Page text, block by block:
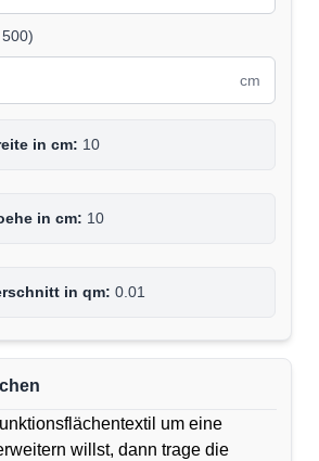
)
cm
in cm: 10
in cm: 10
in qm: 0.01
um eine
willst, dann trage die